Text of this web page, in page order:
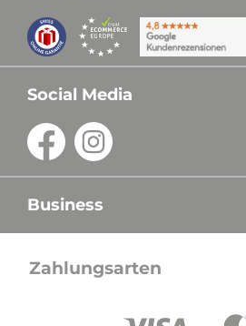
Social Media
Business
Zahlungsarten